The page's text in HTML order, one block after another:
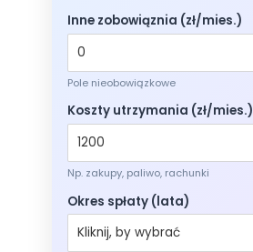
Inne zobowiąznia (zł/mies.)
Pole nieobowiązkowe
Koszty utrzymania (zł/mies.)
Np. zakupy, paliwo, rachunki
Okres spłaty (lata)